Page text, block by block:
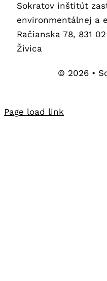
Sokratov inštitút
environmentálnej a
Račianska 78, 831
Živica
© 2026 •
Page load link